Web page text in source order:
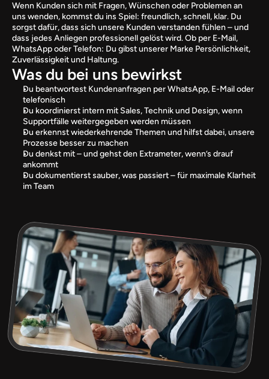
Wenn Kunden sich mit Fragen, Wünschen oder Problemen an
uns wenden, kommst du ins Spiel: freundlich, schnell, klar. Du
sorgst dafür, dass sich unsere Kunden verstanden fühlen – und
dass jedes Anliegen professionell gelöst wird. Ob per E-Mail,
WhatsApp oder Telefon: Du gibst unserer Marke Persönlichkeit,
Zuverlässigkeit und Haltung.
Was du bei uns bewirkst
Du beantwortest Kundenanfragen per WhatsApp, E-Mail oder
telefonisch
Du koordinierst intern mit Sales, Technik und Design, wenn
Supportfälle weitergegeben werden müssen
Du erkennst wiederkehrende Themen und hilfst dabei, unsere
Prozesse besser zu machen
Du denkst mit – und gehst den Extrameter, wenn’s drauf
ankommt
Du dokumentierst sauber, was passiert – für maximale Klarheit
im Team